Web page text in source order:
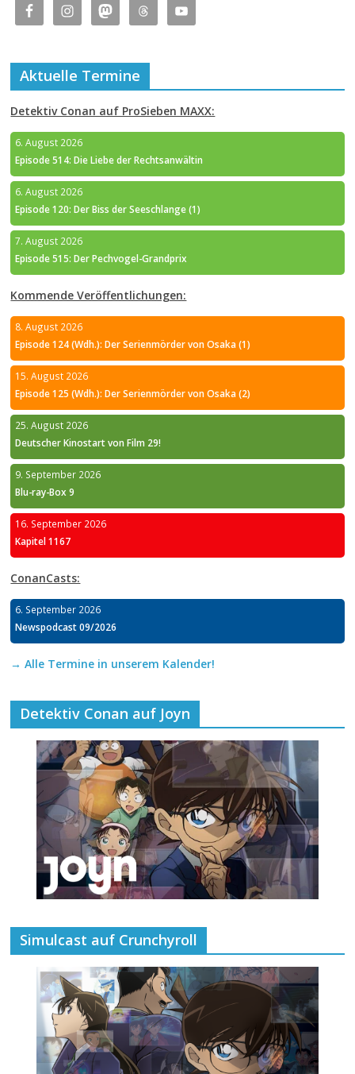
Aktuelle Termine
Detektiv Conan auf ProSieben MAXX:
6. August 2026
Episode 514: Die Liebe der Rechtsanwältin
6. August 2026
Episode 120: Der Biss der Seeschlange (1)
7. August 2026
Episode 515: Der Pechvogel-Grandprix
Kommende Veröffentlichungen:
8. August 2026
Episode 124 (Wdh.): Der Serienmörder von Osaka (1)
15. August 2026
Episode 125 (Wdh.): Der Serienmörder von Osaka (2)
25. August 2026
Deutscher Kinostart von Film 29!
9. September 2026
Blu-ray-Box 9
16. September 2026
Kapitel 1167
ConanCasts:
6. September 2026
Newspodcast 09/2026
→ Alle Termine in unserem Kalender!
Detektiv Conan auf Joyn
Simulcast auf Crunchyroll